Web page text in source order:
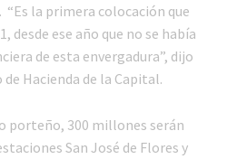
“Es la primera colocación que
desde ese año que no se había
de esta envergadura”, dijo
Hacienda de la Capital.
porteño, 300 millones serán
San José de Flores y